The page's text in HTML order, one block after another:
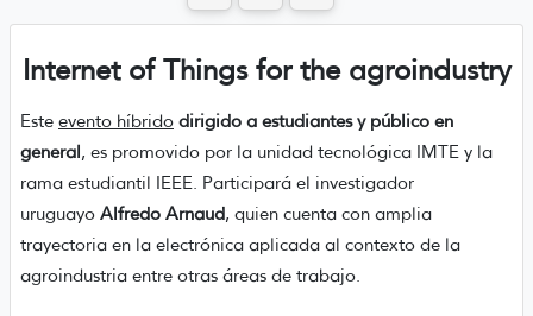
Internet of Things for the agroindustry
Este evento híbrido dirigido a estudiantes y público en
general, es promovido por la unidad tecnológica IMTE y la
rama estudiantil IEEE. Participará el investigador
uruguayo Alfredo Arnaud, quien cuenta con amplia
trayectoria en la electrónica aplicada al contexto de la
agroindustria entre otras áreas de trabajo.